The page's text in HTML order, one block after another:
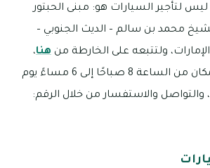
لتأجير السيارات هو: مبنى الحبتور
محمد بن سالم – الديث الجنوبي –
ولتتبعه على الخارطة من هنا،
وتبدأ أوقات عمل المكان من الساعة 8 صباحًا إلى 6 مساءً يوم
والتواصل والاستفسار من خلال الرقم: